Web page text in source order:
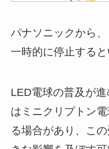
パナソニックから
一時的に停止すると
LED電球の普及が
はミニクリプトン
る場合があり、こ